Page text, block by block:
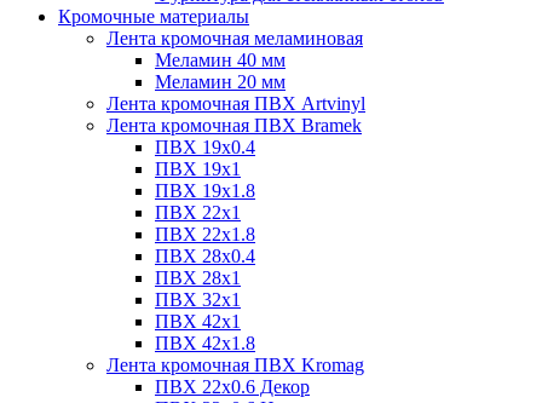
Кромочные материалы
Лента кромочная меламиновая
Меламин 40 мм
Меламин 20 мм
Лента кромочная ПВХ Artvinyl
Лента кромочная ПВХ Bramek
ПВХ 19x0.4
ПВХ 19х1
ПВХ 19х1.8
ПВХ 22х1
ПВХ 22х1.8
ПВХ 28х0.4
ПВХ 28х1
ПВХ 32x1
ПВХ 42х1
ПВХ 42х1.8
Лента кромочная ПВХ Kromag
ПВХ 22x0.6 Декор